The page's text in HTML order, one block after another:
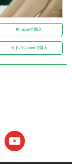
Amazonで購入
ヨドバシ.comで購入